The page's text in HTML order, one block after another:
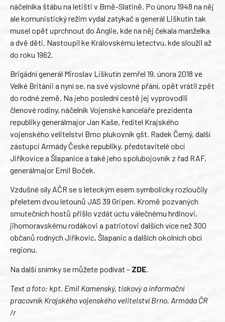
náčelníka štábu na letišti v Brně-Slatině. Po únoru 1948 na něj
ale komunistický režim vydal zatykač a generál Liškutín tak
musel opět uprchnout do Anglie, kde na něj čekala manželka
a dvě děti. Nastoupil ke Královskému letectvu, kde sloužil až
do roku 1962.
Brigádní generál Miroslav Liškutín zemřel 19. února 2018 ve
Velké Británii a nyní se, na své výslovné přání, opět vrátil zpět
do rodné země. Na jeho poslední cestě jej vyprovodili
členové rodiny, náčelník Vojenské kanceláře prezidenta
republiky generálmajor Jan Kaše, ředitel Krajského
vojenského velitelství Brno plukovník gšt. Radek Černý, další
zástupci Armády České republiky, představitelé obcí
Jiříkovice a Šlapanice a také jeho spolubojovník z řad RAF,
generálmajor Emil Boček.
Vzdušné síly AČR se s leteckým esem symbolicky rozloučily
přeletem dvou letounů JAS 39 Gripen. Kromě pozvaných
smutečních hostů přišlo vzdát úctu válečnému hrdinovi,
jihomoravskému rodákovi a patriotovi dalších více než 300
občanů rodných Jiříkovic, Šlapanic a dalších okolních obcí
regionu.
Na další snímky se můžete podívat – ZDE.
Text a foto: kpt. Emil Kamenský, tiskový a informační
pracovník Krajského vojenského velitelství Brno, Armáda ČR
/r